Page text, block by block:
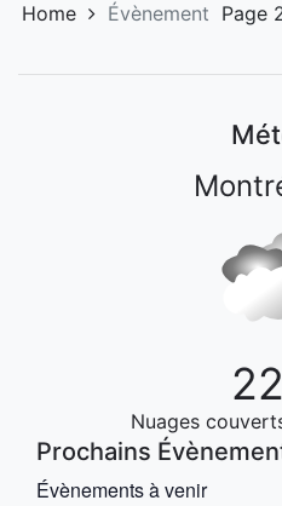
Home Évènement Page
22
Nuages
Prochains
Évènements à venir